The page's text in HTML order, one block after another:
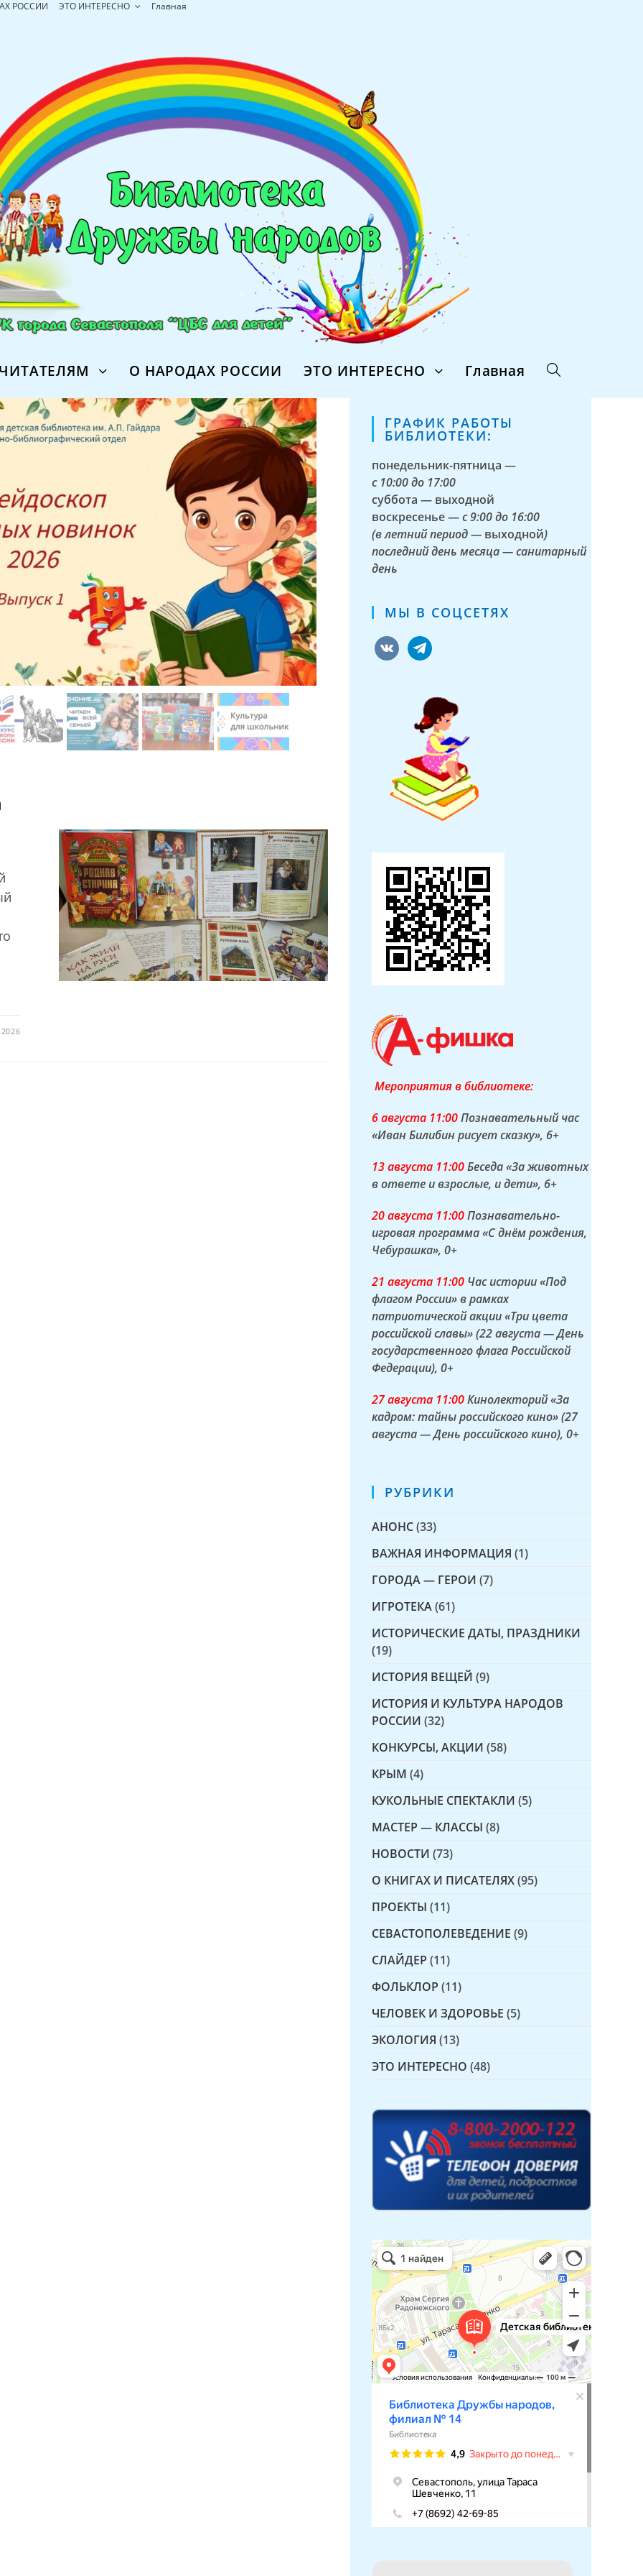
РОССИИ ЭТО ИНТЕРЕСНО Главная
ЧИТАТЕЛЯМ О НАРОДАХ РОССИИ ЭТО ИНТЕРЕСНО Главная
ГРАФИК РАБОТЫ
БИБЛИОТЕКИ:
понедельник-пятница —
с 10:00 до 17:00
суббота — выходной
воскресенье —с 9:00 до 16:00
(в летний период — выходной)
последний день месяца — санитарный
день
МЫ В СОЦСЕТЯХ
vkontaktetelegram
Мероприятия в библиотеке:
6 августа 11:00Познавательный час
«Иван Билибин рисует сказку», 6+
13 августа 11:00Беседа «За животных
в ответе и взрослые, и дети», 6+
20 августа 11:00Познавательно-
игровая программа «С днём рождения,
Чебурашка», 0+
21 августа 11:00 Час истории «Под
флагом России» в рамках
патриотической акции «Три цвета
российской славы» (22 августа — День
государственного флага Российской
Федерации), 0+
27 августа 11:00Кинолекторий «За
кадром: тайны российского кино» (27
августа — День российского кино), 0+
РУБРИКИ
АНОНС(33)
ВАЖНАЯ ИНФОРМАЦИЯ (1)
ГОРОДА — ГЕРОИ (7)
ИГРОТЕКА(61)
ИСТОРИЧЕСКИЕ ДАТЫ, ПРАЗДНИКИ
(19)
ИСТОРИЯ ВЕЩЕЙ (9)
ИСТОРИЯ И КУЛЬТУРА НАРОДОВ
РОССИИ (32)
КОНКУРСЫ, АКЦИИ (58)
КРЫМ (4)
КУКОЛЬНЫЕ СПЕКТАКЛИ (5)
МАСТЕР — КЛАССЫ (8)
НОВОСТИ (73)
О КНИГАХ И ПИСАТЕЛЯХ(95)
ПРОЕКТЫ (11)
СЕВАСТОПОЛЕВЕДЕНИЕ (9)
СЛАЙДЕР (11)
ФОЛЬКЛОР (11)
ЧЕЛОВЕК И ЗДОРОВЬЕ (5)
ЭКОЛОГИЯ (13)
ЭТО ИНТЕРЕСНО (48)
Детская библиотека № 14 Дружбы народов
Библиотека в Севастополе